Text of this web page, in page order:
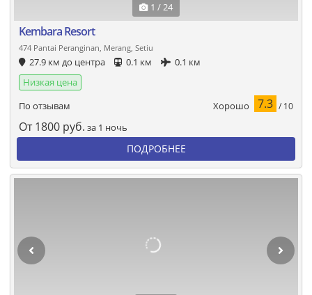
1 / 24
Kembara Resort
474 Pantai Peranginan, Merang, Setiu
27.9 км до центра 0.1 км
0.1 км
Низкая цена
По отзывам
Хорошо 7.3 / 10
От 1800 руб. за 1 ночь
ПОДРОБНЕЕ